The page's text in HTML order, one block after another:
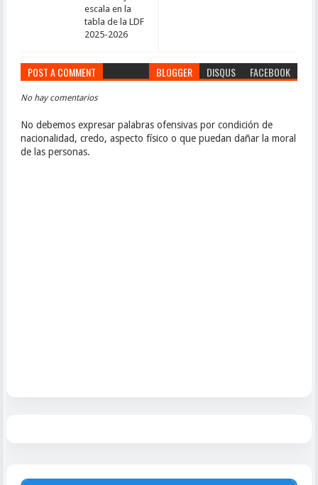
escala en la
tabla de la LDF
2025-2026
POST A COMMENT BLOGGER DISQUS FACEBOOK
No hay comentarios
No debemos expresar palabras ofensivas por condición de
nacionalidad, credo, aspecto físico o que puedan dañar la moral
de las personas.